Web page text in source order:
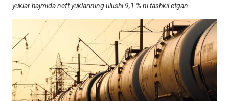
yuklar hajmida neft yuklarining ulushi 9,1 % ni tashkil etgan.